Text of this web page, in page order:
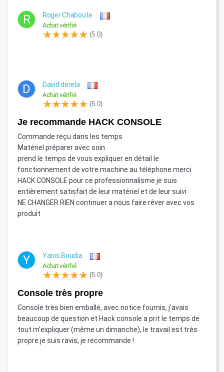
R Roger Chaboute
Achat vérifié
(5.0)
D David derela
Achat vérifié
(5.0)
je recommande HACK CONSOLE
Commande reçu dans les temps
Matériel préparer avec soin
prend le temps de vous expliquer en détail le
fonctionnement de votre machine au téléphone merci
HACK CONSOLE pour ce professionnalisme je suis
entièrement satisfait de leur matériel et de leur suivi
NE CHANGER RIEN continuer a nous faire rêver avec vos
produit
Y Yanis Boudia
Achat vérifié
(5.0)
Console très propre
Console très bien emballé, avec notice fournis, j’avais
beaucoup de question et Hack console a prit le temps de
tout m’expliquer (même un dimanche), le travail est très
propre je suis ravis, je recommande !